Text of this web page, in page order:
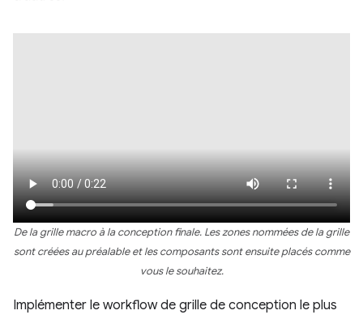
De la grille macro à la conception finale. Les zones nommées de la grille
sont créées au préalable et les composants sont ensuite placés comme
vous le souhaitez.
Implémenter le workflow de grille de conception le plus